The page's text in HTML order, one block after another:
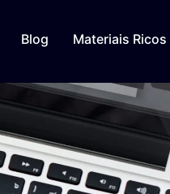
Blog Materiais Ricos